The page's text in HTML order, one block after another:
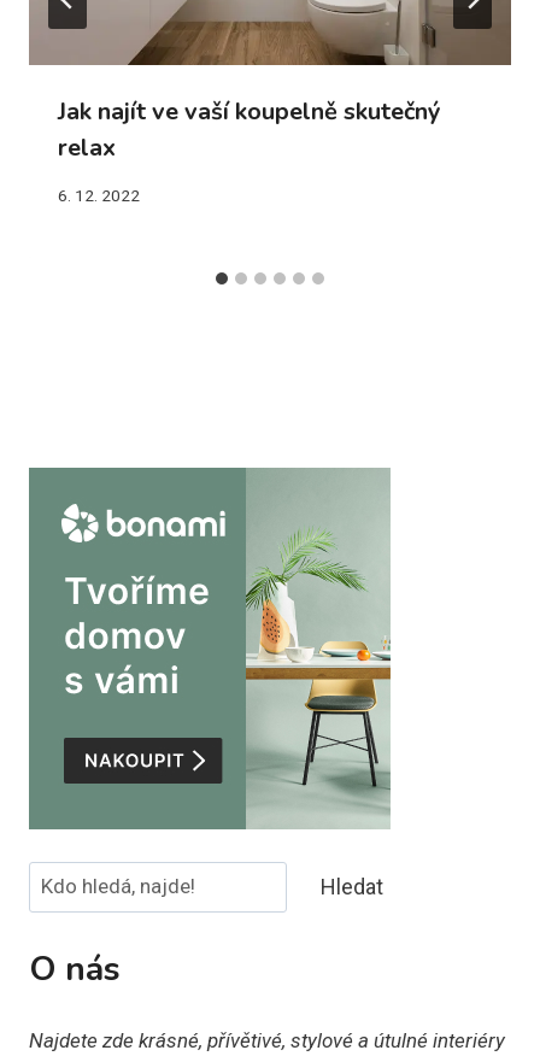
Jak najít ve vaší koupelně skutečný
relax
6. 12. 2022
Hledat Hledat
O nás
Najdete zde krásné, přívětivé, stylové a útulné interiéry